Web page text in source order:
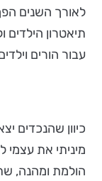
לאורך השנים
תיאטרון
עבור הורים
כיוון שהנכדים
מיניתי את עצמי
הולמת ומהנה,